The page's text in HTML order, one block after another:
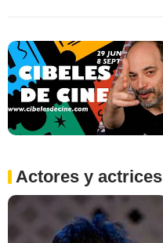
Actores y actrices